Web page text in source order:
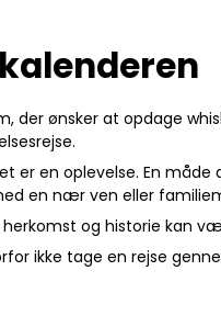
der ønsker at opdage
er en oplevelse. En
en nær ven eller
og historie kan
ikke tage en rejse